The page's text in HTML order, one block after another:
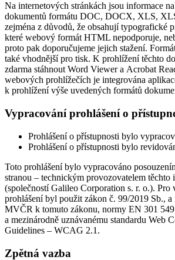
Na internetových stránkách jsou informace
dokumentů formátu DOC, DOCX, XLS,
zejména z důvodů, že obsahují typografické
které webový formát HTML nepodporuje,
proto pak doporučujeme jejich stažení.
také vhodnější pro tisk. K prohlížení těchto
zdarma stáhnout Word Viewer a Acrobat
webových prohlížečích je integrována
k prohlížení výše uvedených formátů
Vypracování prohlášení o
Prohlášení o přístupnosti bylo
Prohlášení o přístupnosti bylo
Toto prohlášení bylo vypracováno
stranou – technickým provozovatelem těchto
(společností Galileo Corporation s. r. o.). Pro
prohlášení byl použit zákon č. 99/2019 Sb.,
MVČR k tomuto zákonu, normy EN 301
a mezinárodně uznávanému standardu Web
Guidelines – WCAG 2.1.
Zpětná vazba